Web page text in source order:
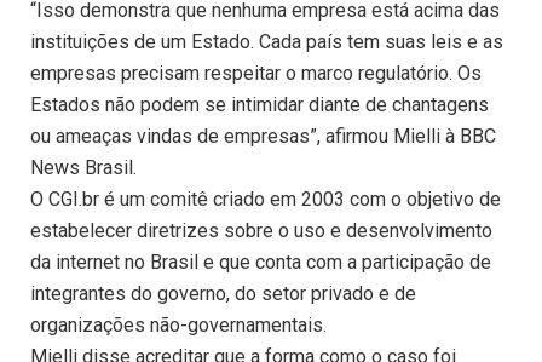
“Isso demonstra que nenhuma empresa está acima das
instituições de um Estado. Cada país tem suas leis e as
empresas precisam respeitar o marco regulatório. Os
Estados não podem se intimidar diante de chantagens
ou ameaças vindas de empresas”, afirmou Mielli à BBC
News Brasil.
O CGI.br é um comitê criado em 2003 com o objetivo de
estabelecer diretrizes sobre o uso e desenvolvimento
da internet no Brasil e que conta com a participação de
integrantes do governo, do setor privado e de
organizações não-governamentais.
Mielli disse acreditar que a forma como o caso foi